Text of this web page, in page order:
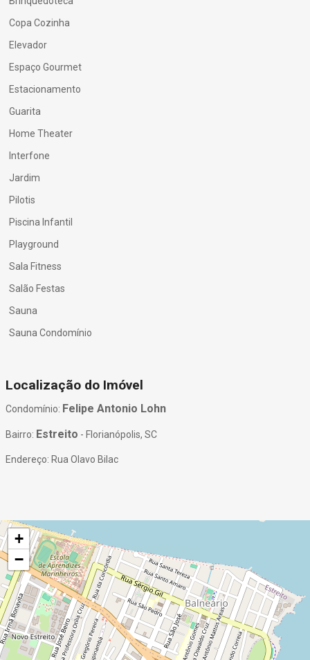
Copa Cozinha
Elevador
Espaço Gourmet
Estacionamento
Guarita
Home Theater
Interfone
Jardim
Pilotis
Piscina Infantil
Playground
Sala Fitness
Salão Festas
Sauna
Sauna Condomínio
Localização do Imóvel
Condomínio: Felipe Antonio Lohn
Bairro: Estreito - Florianópolis, SC
Endereço: Rua Olavo Bilac
+
−